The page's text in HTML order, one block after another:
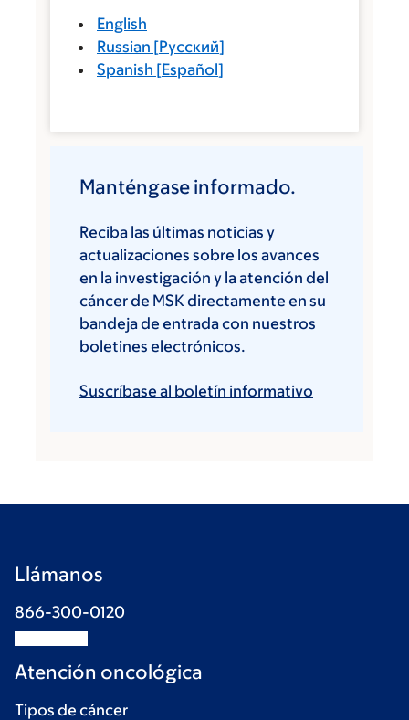
English
Russian [Русский]
Spanish [Español]
Manténgase informado.
Reciba las últimas noticias y
actualizaciones sobre los avances
en la investigación y la atención del
cáncer de MSK directamente en su
bandeja de entrada con nuestros
boletines electrónicos.
Suscríbase al boletín informativo
Llámanos
866-300-0120
Atención oncológica
Tipos de cáncer